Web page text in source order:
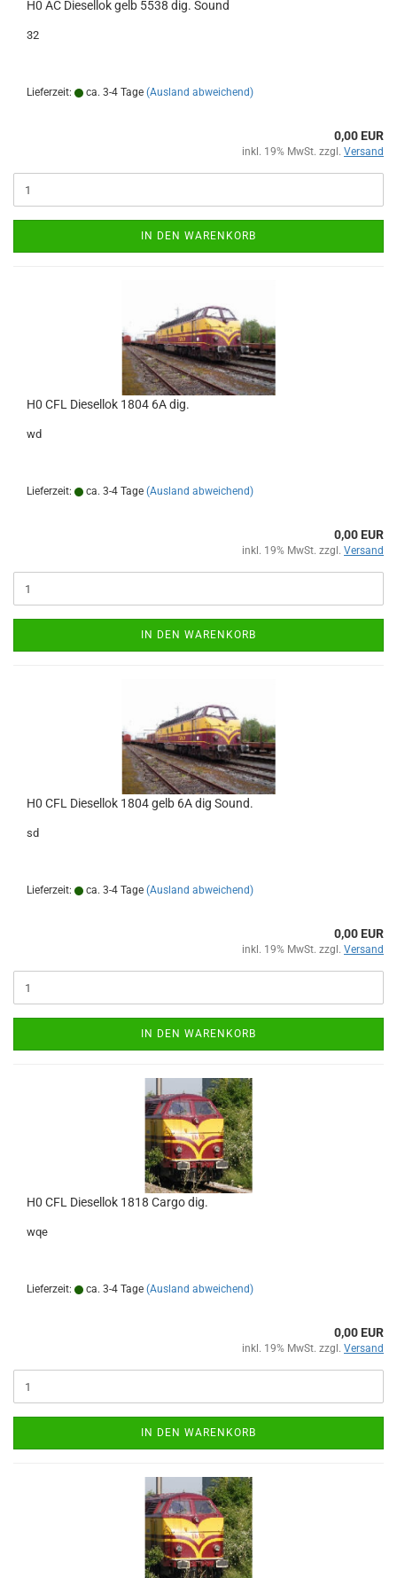
H0 AC Diesellok gelb 5538 dig. Sound
32
Lieferzeit: ca. 3-4 Tage (Ausland abweichend)
0,00 EUR
inkl. 19% MwSt. zzgl. Versand
IN DEN WARENKORB
H0 CFL Diesellok 1804 6A dig.
wd
Lieferzeit: ca. 3-4 Tage (Ausland abweichend)
0,00 EUR
inkl. 19% MwSt. zzgl. Versand
IN DEN WARENKORB
H0 CFL Diesellok 1804 gelb 6A dig Sound.
sd
Lieferzeit: ca. 3-4 Tage (Ausland abweichend)
0,00 EUR
inkl. 19% MwSt. zzgl. Versand
IN DEN WARENKORB
H0 CFL Diesellok 1818 Cargo dig.
wqe
Lieferzeit: ca. 3-4 Tage (Ausland abweichend)
0,00 EUR
inkl. 19% MwSt. zzgl. Versand
IN DEN WARENKORB